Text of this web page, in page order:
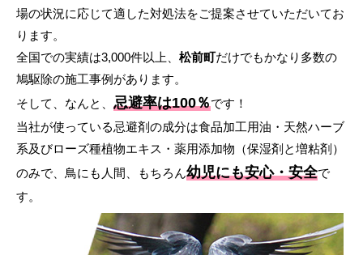
場の状況に応じて適した対処法をご提案させていただいてお
ります。
全国での実績は3,000件以上、 松前町だけでもかなり多数の
鳩駆除の施工事例があります。
そして、なんと、 忌避率は100％です！
当社が使っている忌避剤の成分は食品加工用油・天然ハーブ
系及びローズ種植物エキス・薬用添加物（保湿剤と増粘剤）
のみで、鳥にも人間、もちろん幼児にも安心・安全で
す。